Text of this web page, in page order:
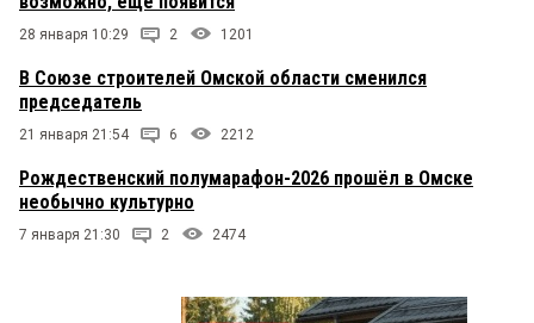
Денежкина в СМИ про незаконность
реконструкции, самозахват, отстаивание
Васильев оказался. Лучше гоняйте ларечников
дальше по тихому.
Бездарность и некомпетентность Денежкина,
Будылиной и прочих новоявленных псевдо
реформаторов — руководителей ДИО не
полное отсутствие инстинкта самосохранения.
28 января 10:29 2 1201
В Союзе строителей Омской области сменился
председатель
21 января 21:54 6 2212
Рождественский полумарафон-2026 прошёл в Омске
необычно культурно
7 января 21:30 2 2474